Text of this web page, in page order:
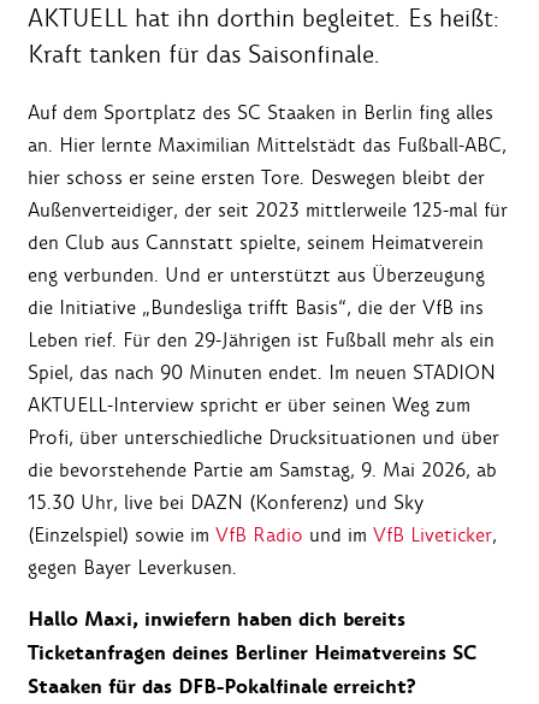
AKTUELL hat ihn dorthin begleitet. Es heißt:
Kraft tanken für das Saisonfinale.
Auf dem Sportplatz des SC Staaken in Berlin fing alles
an. Hier lernte Maximilian Mittelstädt das Fußball-ABC,
hier schoss er seine ersten Tore. Deswegen bleibt der
Außenverteidiger, der seit 2023 mittlerweile 125-mal für
den Club aus Cannstatt spielte, seinem Heimatverein
eng verbunden. Und er unterstützt aus Überzeugung
die Initiative „Bundesliga trifft Basis“, die der VfB ins
Leben rief. Für den 29-Jährigen ist Fußball mehr als ein
Spiel, das nach 90 Minuten endet. Im neuen STADION
AKTUELL-Interview spricht er über seinen Weg zum
Profi, über unterschiedliche Drucksituationen und über
die bevorstehende Partie am Samstag, 9. Mai 2026, ab
15.30 Uhr, live bei DAZN (Konferenz) und Sky
(Einzelspiel) sowie im VfB Radio und im VfB Liveticker,
gegen Bayer Leverkusen.
Hallo Maxi, inwiefern haben dich bereits
Ticketanfragen deines Berliner Heimatvereins SC
Staaken für das DFB-Pokalfinale erreicht?